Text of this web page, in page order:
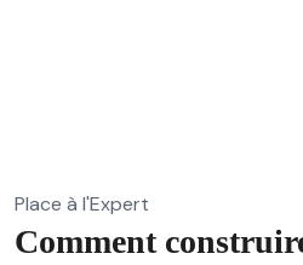
Place à l'Expert
Comment